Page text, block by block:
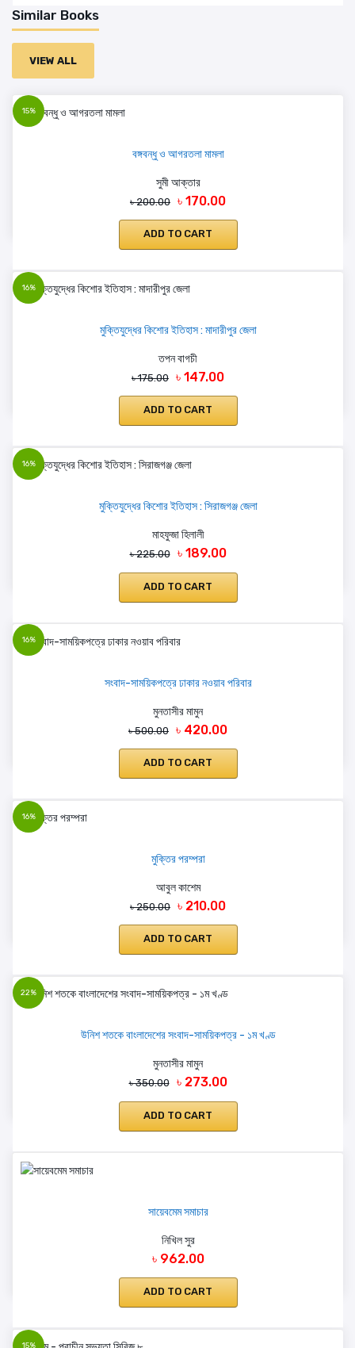
Similar Books
VIEW ALL
15%
বঙ্গবন্ধু ও আগরতলা মামলা
সুমী আক্তার
৳ 200.00 ৳ 170.00
ADD TO CART
16%
মুক্তিযুদ্ধের কিশোর ইতিহাস : মাদারীপুর জেলা
তপন বাগচী
৳ 175.00 ৳ 147.00
ADD TO CART
16%
মুক্তিযুদ্ধের কিশোর ইতিহাস : সিরাজগঞ্জ জেলা
মাহফুজা হিলালী
৳ 225.00 ৳ 189.00
ADD TO CART
16%
সংবাদ-সাময়িকপত্রে ঢাকার নওয়াব পরিবার
মুনতাসীর মামুন
৳ 500.00 ৳ 420.00
ADD TO CART
16%
মুক্তির পরম্পরা
আবুল কাশেম
৳ 250.00 ৳ 210.00
ADD TO CART
22%
উনিশ শতকে বাংলাদেশের সংবাদ-সাময়িকপত্র - ১ম খণ্ড
মুনতাসীর মামুন
৳ 350.00 ৳ 273.00
ADD TO CART
সায়েবমেম সমাচার
নিখিল সুর
৳ 962.00
ADD TO CART
15%